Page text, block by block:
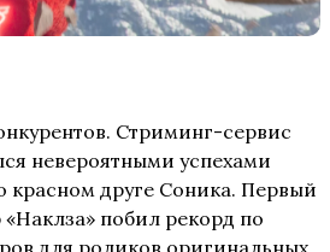
Стриминг-сервис
невероятными успехами
красном друге Соника. Первый
побил рекорд по